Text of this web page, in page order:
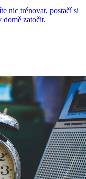
nic trénovat, postačí si
domě zatočit.